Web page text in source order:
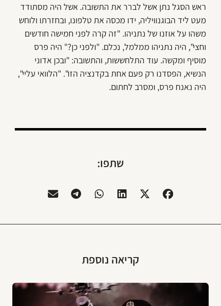
ראש הסגל נתן אשל לברר את התשובה. אשל היה מסתודד
מעט ליד הבוגנוויליה, ידו מכסה את טלפונו, ובחזרתו ולוחש
משהו על אוזנו של נתניהו. "זה קרה לפני חמישה חודשים
וחצי", היה נתניהו ממלמל, נכלם. "ולפני כן?" היה פרס
מוסיף ומקשה. עוד התלחששות, והתשובה: "ובכן אדוני
הנשיא, הפסדנו רק פעם אחת בקדנציה הזו". "הלוואי עליי",
היה נאנח פרס, ומסרב לחתום.
שתפו:
קריאה נוספת